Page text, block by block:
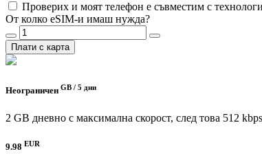
Проверих и моят телефон е съвместим с
От колко eSIM-и имаш нужда?
Плати с карта
Неограничен GB / 5 дни
2 GB дневно с максимална скорост, след това 512
9.98 EUR